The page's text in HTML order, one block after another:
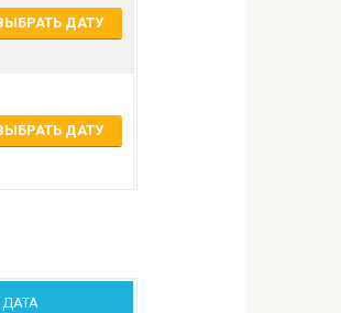
ДАТУ
ДАТУ
ДАТА